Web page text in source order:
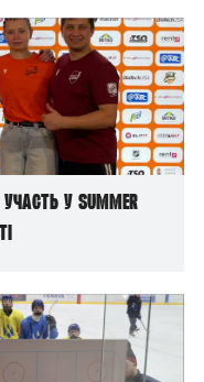
участь у Summer